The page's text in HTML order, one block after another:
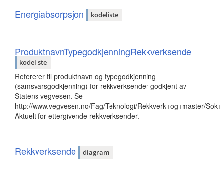
Energiabsorpsjon kodeliste
ProduktnavnTypegodkjenningRekkverksende
kodeliste
Refererer til produktnavn og typegodkjenning
(samsvarsgodkjenning) for rekkverksender godkjent av
Statens vegvesen. Se
http://www.vegvesen.no/Fag/Teknologi/Rekkverk+og+master/
Aktuelt for ettergivende rekkverksender.
Rekkverksende diagram